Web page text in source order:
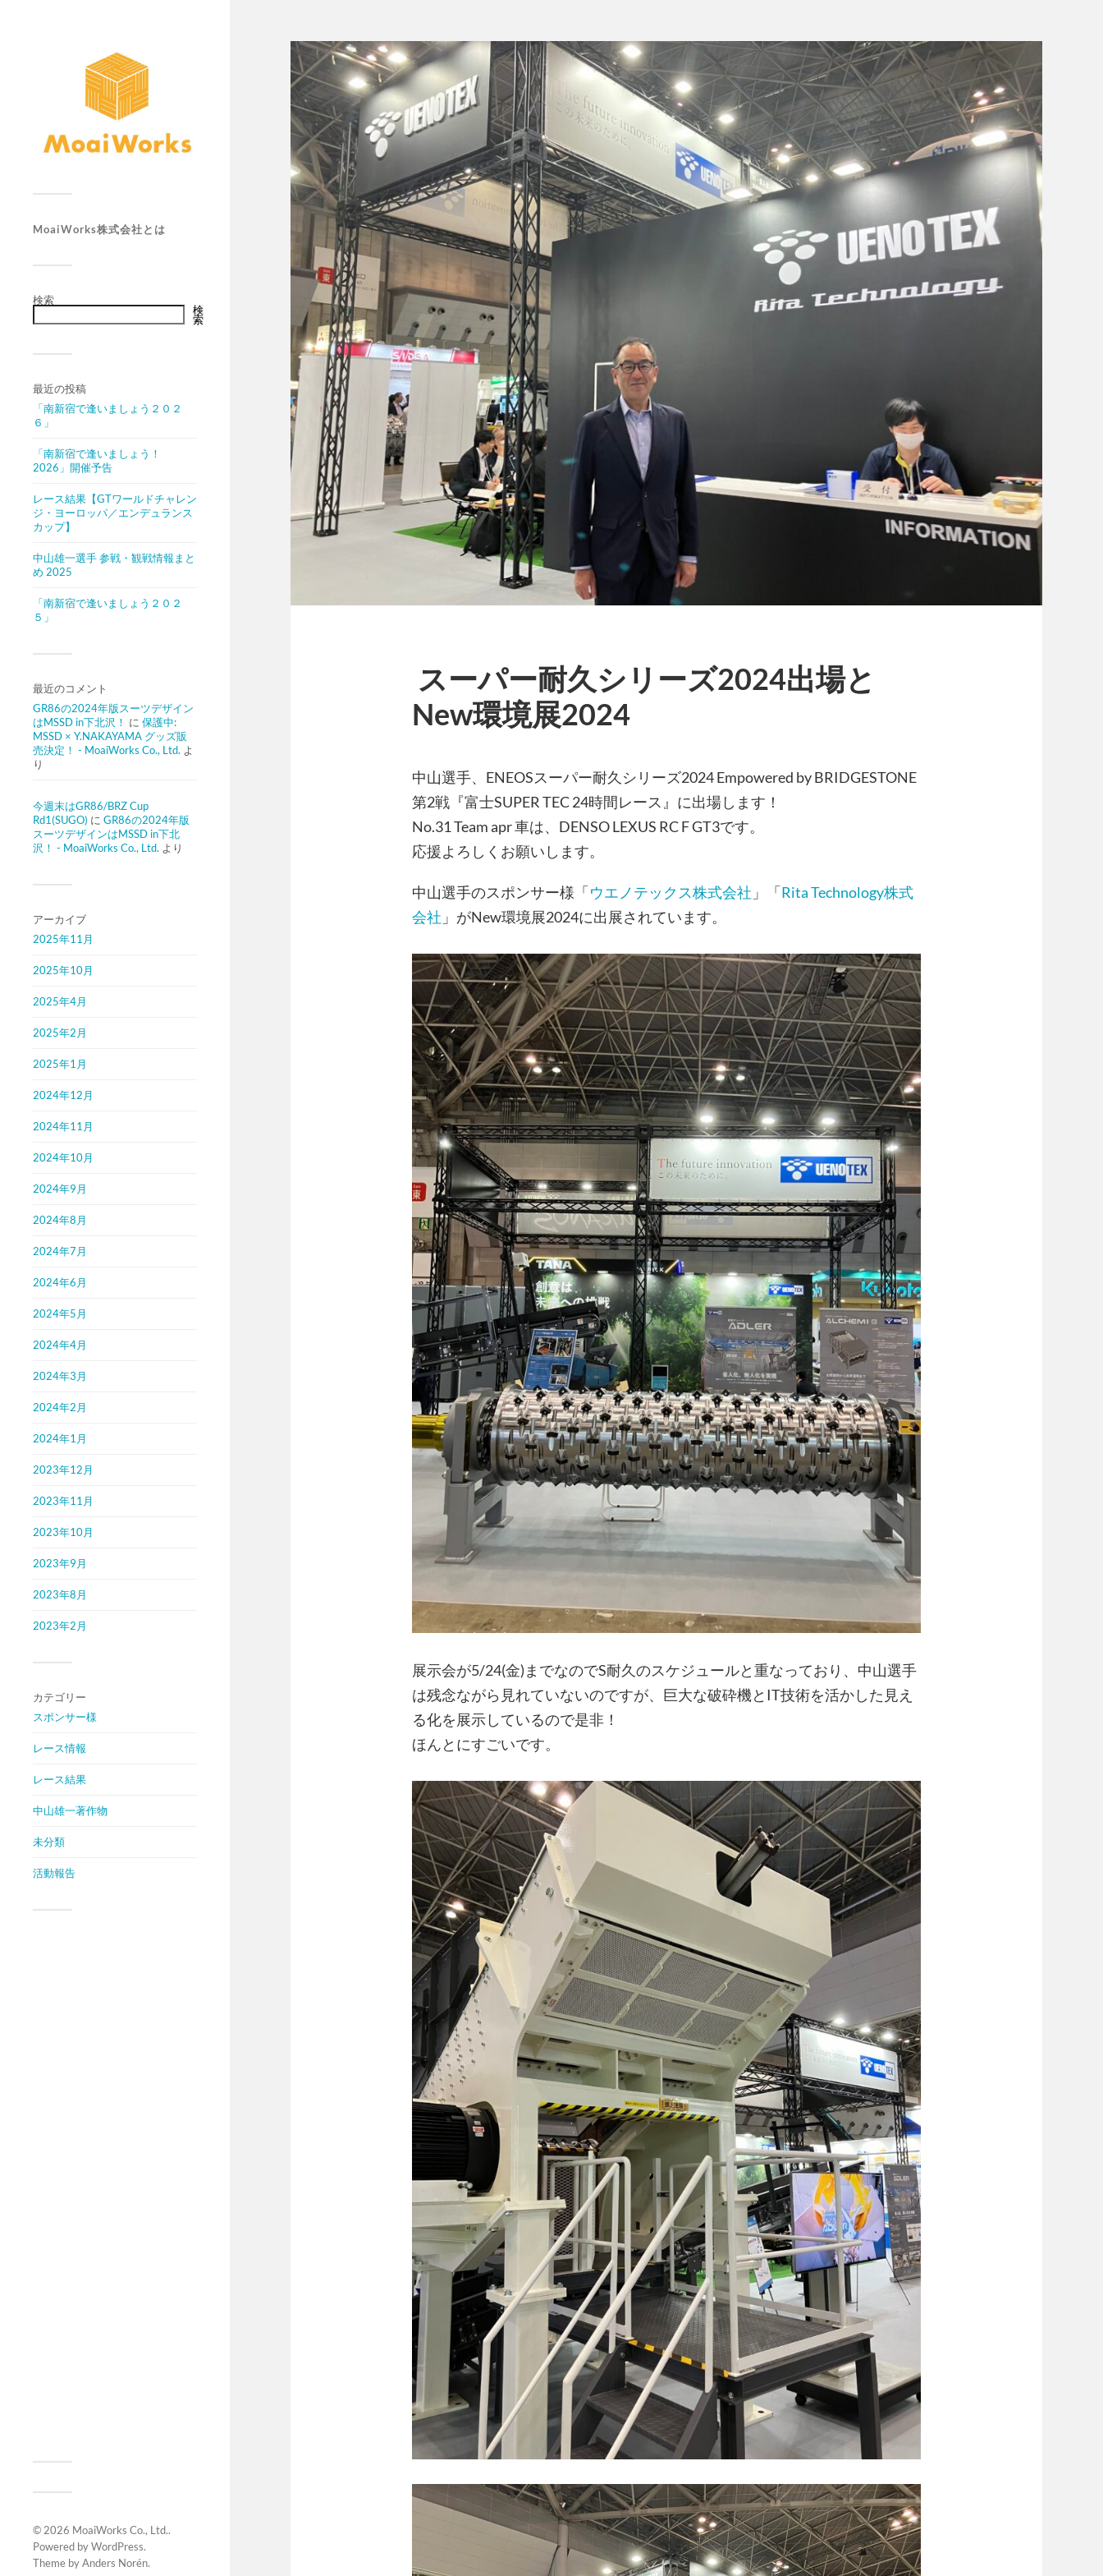
MoaiWorks株式会社とは
検索
検
索
最近の投稿
「南新宿で逢いましょう２０２
６」
「南新宿で逢いましょう！
2026」開催予告
レース結果【GTワールドチャレン
ジ・ヨーロッパ／エンデュランス
カップ】
中山雄一選手 参戦・観戦情報まと
め 2025
「南新宿で逢いましょう２０２
５」
最近のコメント
GR86の2024年版スーツデザイン
はMSSD in下北沢！ に 保護中:
MSSD × Y.NAKAYAMA グッズ販
売決定！ - MoaiWorks Co., Ltd. よ
り
今週末はGR86/BRZ Cup
Rd1(SUGO) に GR86の2024年版
スーツデザインはMSSD in下北
沢！ - MoaiWorks Co., Ltd. より
アーカイブ
2025年11月
2025年10月
2025年4月
2025年2月
2025年1月
2024年12月
2024年11月
2024年10月
2024年9月
2024年8月
2024年7月
2024年6月
2024年5月
2024年4月
2024年3月
2024年2月
2024年1月
2023年12月
2023年11月
2023年10月
2023年9月
2023年8月
2023年2月
カテゴリー
スポンサー様
レース情報
レース結果
中山雄一著作物
未分類
活動報告
© 2026 MoaiWorks Co., Ltd..
Powered byWordPress.
Theme byAnders Norén.
スーパー耐久シリーズ2024出場と
New環境展2024
中山選手、ENEOSスーパー耐久シリーズ2024 Empowered by BRIDGESTONE
第2戦『富士SUPER TEC 24時間レース』に出場します！
No.31 Team apr 車は、DENSO LEXUS RC F GT3です。
応援よろしくお願いします。
中山選手のスポンサー様「ウエノテックス株式会社 」「Rita Technology株式
会社 」がNew環境展2024に出展されています。
展示会が5/24(金)までなのでS耐久のスケジュールと重なっており、中山選手
は残念ながら見れていないのですが、巨大な破砕機とIT技術を活かした見え
る化を展示しているので是非！
ほんとにすごいです。